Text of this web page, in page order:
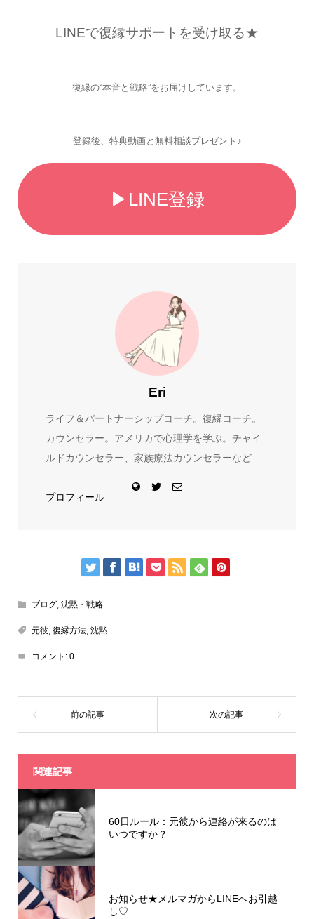
LINEで復縁サポートを受け取る★
復縁の“本音と戦略”をお届けしています。
登録後、特典動画と無料相談プレゼント♪
▶LINE登録
Eri
ライフ＆パートナーシップコーチ。復縁コーチ。
カウンセラー。アメリカで心理学を学ぶ。チャイ
ルドカウンセラー、家族療法カウンセラーなど...
プロフィール
ブログ, 沈黙・戦略
元彼, 復縁方法, 沈黙
コメント: 0
関連記事
60日ルール：元彼から連絡が来るのは
いつですか？
お知らせ★メルマガからLINEへお引越
し♡